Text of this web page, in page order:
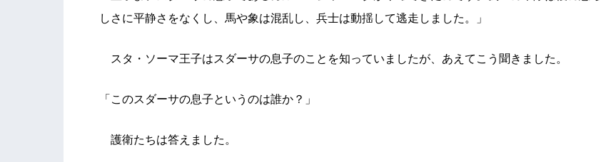
しさに平静さをなくし、馬や象は混乱し、兵士は動揺して逃走しました。」
スタ・ソーマ王子はスダーサの息子のことを知っていましたが、あえてこう聞きました。
「このスダーサの息子というのは誰か？」
護衛たちは答えました。